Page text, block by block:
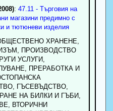
: 47.11 - Търговия на
магазини предимно с
и тютюневи изделия
ХРАНЕНЕ,
ПРОИЗВОДСТВО
УСЛУГИ,
ПРЕРАБОТКА И
ГЪСЕВЪДСТВО,
НА БИЛКИ И ГЪБИ,
ВТОРИЧНИ